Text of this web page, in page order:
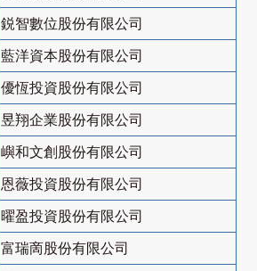
鋭智數位股份有限公司
藍洋資本股份有限公司
優恆投資股份有限公司
昱翔企業股份有限公司
嶼和文創股份有限公司
恩薇投資股份有限公司
曜盈投資股份有限公司
富瑞啇股份有限公司